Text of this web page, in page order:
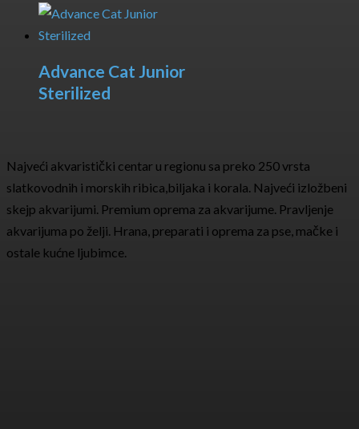
Advance Cat Junior
Sterilized
Najveći akvaristički centar u regionu sa preko 250 vrsta
slatkovodnih i morskih ribica,biljaka i korala. Najveći izložbeni
skejp akvarijumi. Premium oprema za akvarijume. Pravljenje
akvarijuma po želji. Hrana, preparati i oprema za pse, mačke i
ostale kućne ljubimce.